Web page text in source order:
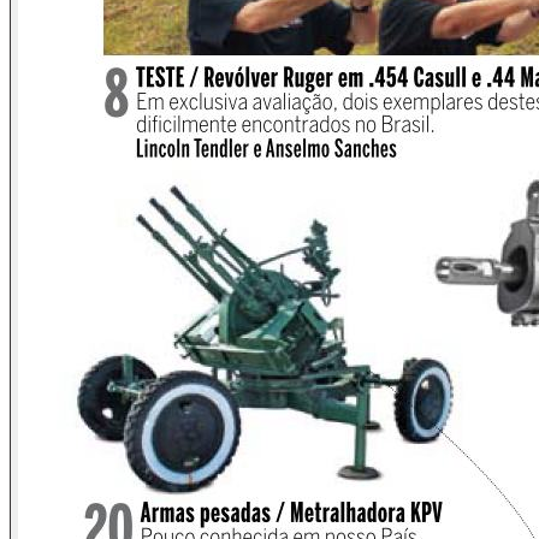
Corbucci (1927-1990) filmou o bom e velho Django (Itália,
1966). Quebrador de paradigmas, o filme, cujo personagem
principal é interpretado justamente por Franco Nero, é todo
envolvido e avolumado pela música Django Thema (1966),
de autoria de Luis Enríquez Bacalov. Resgate, portanto, do
bom e modestamente remunerado cinema italiano dos anos
sessenta, e da boa e nada modesta música de mesma
época e origem.
Vejamos, então: na segunda década do século XXI, um filme
de Velho Oeste, com oxigenação de velhas tônicas e
resgates de quase cinquenta anos? É isso? É! É isso
mesmo! E muito bom que seja assim. Em minha visão, isso é
algo traduzível em respeito. Respeito aos pioneiros, aos
mais velhos e principalmente respeito às raízes e ao
passado. Um cinéfilo contumaz, Tarantino aprendeu
bastante com velhas raposas, como Sam Peckinpah (1925-
1984) e Sergio Leone (1929-1989). E, sabendo exatamente
de onde veio, não esquece suas bases e origens. Ao
contrário, as homenageia, resgata e brilhantemente
compartilha.
Confesso que me frustra ter que garimpar resgates somente
na vida ficcional dos filmes. Não me refiro aqui a outra coisa
que não seja o respeito. Tudo isso pra dizer a você sobre o